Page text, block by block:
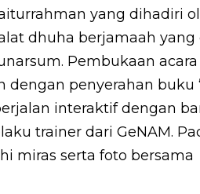
yang dihadiri
dhuha berjamaah
Pembukaan
penyerahan buku
interaktif dengan
trainer dari GeNAM.
miras serta foto bersama